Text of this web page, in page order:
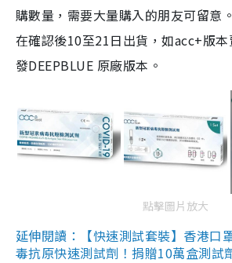
購數量，需要大量購入的朋友可留意
在確認後10至21日出貨，如acc+版
發DEEPBLUE 原廠版本。
點擊圖片放大
延伸閱讀：【快速測試套裝】香港口
毒抗原快速測試劑！捐贈10萬盒測試